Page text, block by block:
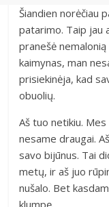
Šiandien norėčiau
patarimo. Taip jau
pranešė
kaimynas, man
prisiekinėja, kad
obuolių.
Aš tuo netikiu.
nesame draugai.
savo bijūnus. Tai
metų, ir aš juo
nušalo. Bet